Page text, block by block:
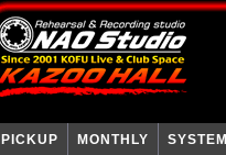
PICKUP MONTHLY SYSTEM